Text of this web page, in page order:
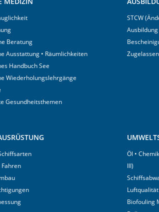
Beratung
Ausstattung • Räumlichkeiten
Handbuch See
Wiederholungslehrgänge
Gesundheitsthemen
STCW
Öl •
III)
Luftqualität
Biofouling